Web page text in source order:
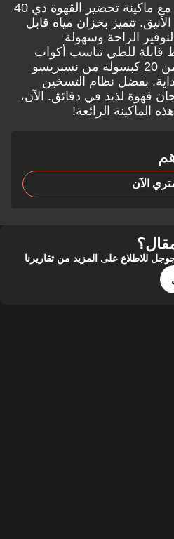
اجعل صباحك أكثر انتعاشًا مع ماكينة تحضير القهوة دي 40
تتميز بخزان مياه قابل
23.8 أونصة لتوفير الراحة وسهولة
قابلة للطي تناسب أكواب
اللاتيه, تأتي مع مجموعة من 20 كبسولة من نسبريسو
بفضل نظام التسخين
قهوة لذيذ في دقائق. الآن،
الآن
على المزيد من تقاريرنا